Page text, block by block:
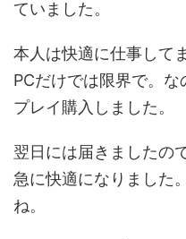
ていました。
本人は快適に仕事して
PCだけでは限界で。
プレイ購入しました。
翌日には届きましたの
急に快適になりました
ね。